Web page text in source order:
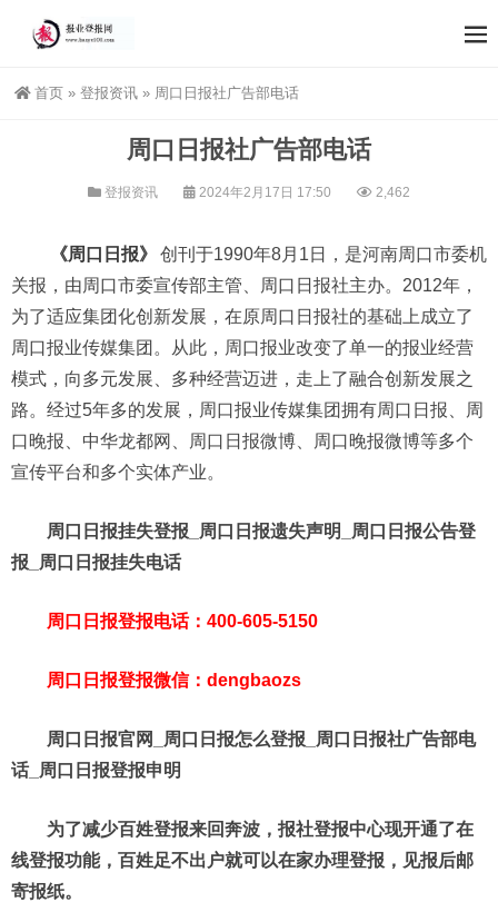
首页 » 登报资讯 » 周口日报社广告部电话
周口日报社广告部电话
登报资讯 2024年2月17日 17:50 2,462
《周口日报》
创刊于1990年8月1日，是河南周口市委机
关报，由周口市委宣传部主管、周口日报社主办。2012年，
为了适应集团化创新发展，在原周口日报社的基础上成立了
周口报业传媒集团。从此，周口报业改变了单一的报业经营
模式，向多元发展、多种经营迈进，走上了融合创新发展之
路。经过5年多的发展，周口报业传媒集团拥有周口日报、周
口晚报、中华龙都网、周口日报微博、周口晚报微博等多个
宣传平台和多个实体产业。
周口日报挂失登报_周口日报遗失声明_周口日报公告登
报_周口日报挂失电话
周口日报登报电话：400-605-5150
周口日报登报微信：dengbaozs
周口日报官网_周口日报怎么登报_周口日报社广告部电
话_周口日报登报申明
为了减少百姓登报来回奔波，报社登报中心现开通了在
线登报功能，百姓足不出户就可以在家办理登报，见报后邮
寄报纸。